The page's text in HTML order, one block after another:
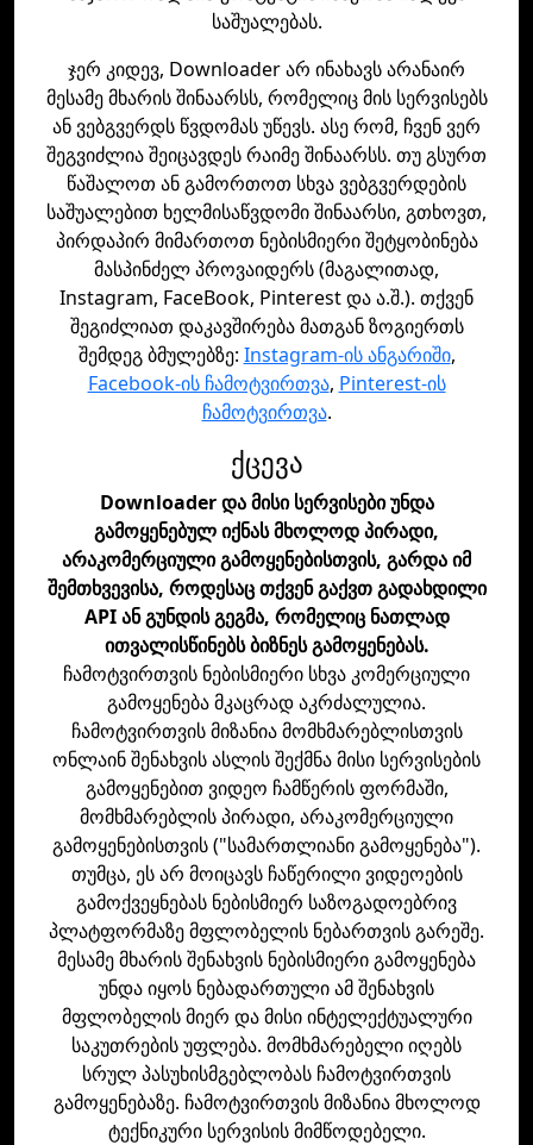
საშუალებას.
ჯერ კიდევ, Downloader არ ინახავს არანაირ
მესამე მხარის შინაარსს, რომელიც მის სერვისებს
ან ვებგვერდს წვდომას უწევს. ასე რომ, ჩვენ ვერ
შეგვიძლია შეიცავდეს რაიმე შინაარსს. თუ გსურთ
წაშალოთ ან გამორთოთ სხვა ვებგვერდების
საშუალებით ხელმისაწვდომი შინაარსი, გთხოვთ,
პირდაპირ მიმართოთ ნებისმიერი შეტყობინება
მასპინძელ პროვაიდერს (მაგალითად,
Instagram, FaceBook, Pinterest და ა.შ.). თქვენ
შეგიძლიათ დაკავშირება მათგან ზოგიერთს
შემდეგ ბმულებზე: Instagram-ის ანგარიში,
Facebook-ის ჩამოტვირთვა, Pinterest-ის
ჩამოტვირთვა.
ქცევა
Downloader და მისი სერვისები უნდა
გამოყენებულ იქნას მხოლოდ პირადი,
არაკომერციული გამოყენებისთვის, გარდა იმ
შემთხვევისა, როდესაც თქვენ გაქვთ გადახდილი
API ან გუნდის გეგმა, რომელიც ნათლად
ითვალისწინებს ბიზნეს გამოყენებას.
ჩამოტვირთვის ნებისმიერი სხვა კომერციული
გამოყენება მკაცრად აკრძალულია.
ჩამოტვირთვის მიზანია მომხმარებლისთვის
ონლაინ შენახვის ასლის შექმნა მისი სერვისების
გამოყენებით ვიდეო ჩამწერის ფორმაში,
მომხმარებლის პირადი, არაკომერციული
გამოყენებისთვის ("სამართლიანი გამოყენება").
თუმცა, ეს არ მოიცავს ჩაწერილი ვიდეოების
გამოქვეყნებას ნებისმიერ საზოგადოებრივ
პლატფორმაზე მფლობელის ნებართვის გარეშე.
მესამე მხარის შენახვის ნებისმიერი გამოყენება
უნდა იყოს ნებადართული ამ შენახვის
მფლობელის მიერ და მისი ინტელექტუალური
საკუთრების უფლება. მომხმარებელი იღებს
სრულ პასუხისმგებლობას ჩამოტვირთვის
გამოყენებაზე. ჩამოტვირთვის მიზანია მხოლოდ
ტექნიკური სერვისის მიმწოდებელი.